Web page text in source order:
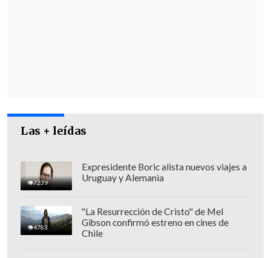
Liam", cerraronLouis Tomlinson, Niall
Horan, Harry Styles y Zayn Malik
Las + leídas
7239
Expresidente Boric alista nuevos viajes a
Uruguay y Alemania
4783
"La Resurrección de Cristo" de Mel
Gibson confirmó estreno en cines de
Chile